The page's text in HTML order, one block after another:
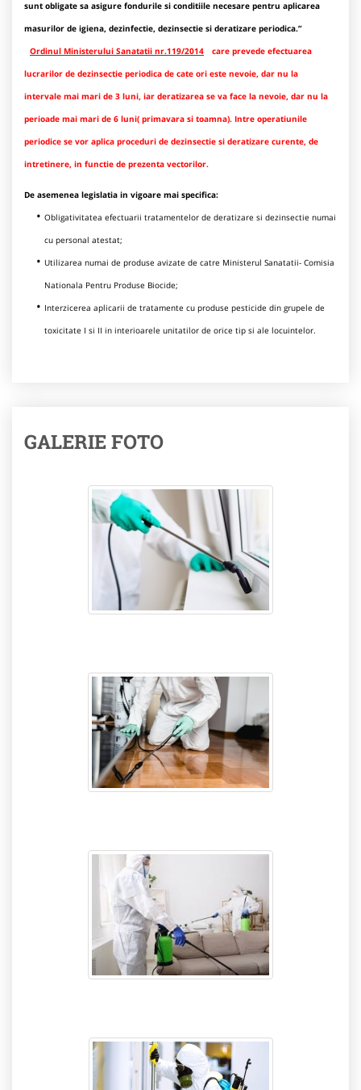
sunt obligate sa asigure fondurile si conditiile necesare pentru aplicarea
masurilor de igiena, dezinfectie, dezinsectie si deratizare periodica.”
Ordinul Ministerului Sanatatii nr.119/2014
care prevede efectuarea
lucrarilor de dezinsectie periodica de cate ori este nevoie, dar nu la
intervale mai mari de 3 luni, iar deratizarea se va face la nevoie, dar nu la
perioade mai mari de 6 luni( primavara si toamna). Intre operatiunile
periodice se vor aplica proceduri de dezinsectie si deratizare curente, de
intretinere, in functie de prezenta vectorilor.
De asemenea legislatia in vigoare mai specifica:
Obligativitatea efectuarii tratamentelor de deratizare si dezinsectie numai
cu personal atestat;
Utilizarea numai de produse avizate de catre Ministerul Sanatatii- Comisia
Nationala Pentru Produse Biocide;
Interzicerea aplicarii de tratamente cu produse pesticide din grupele de
toxicitate I si II in interioarele unitatilor de orice tip si ale locuintelor.
GALERIE FOTO